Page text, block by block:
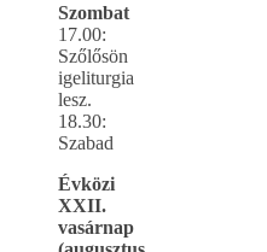
Szombat
17.00:
Szőlősön
igeliturgia
lesz.
18.30:
Szabad
Évközi
XXII.
vasárnap